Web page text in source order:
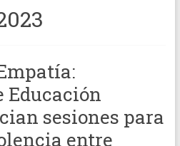
Educación
sesiones para
entre